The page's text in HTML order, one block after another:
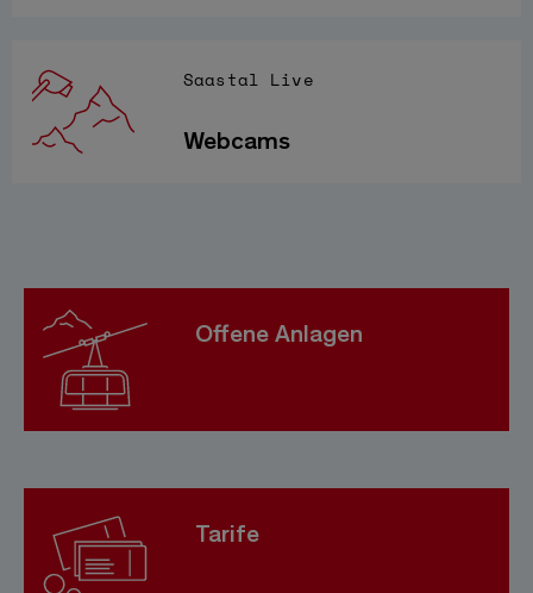
Saastal Live
Webcams
Offene Anlagen
Tarife